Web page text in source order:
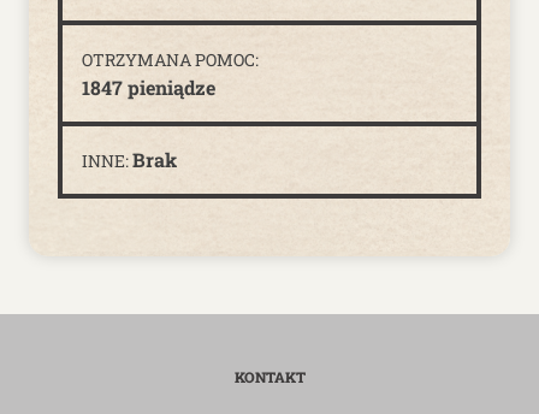
OTRZYMANA POMOC:
1847 pieniądze
INNE:Brak
KONTAKT